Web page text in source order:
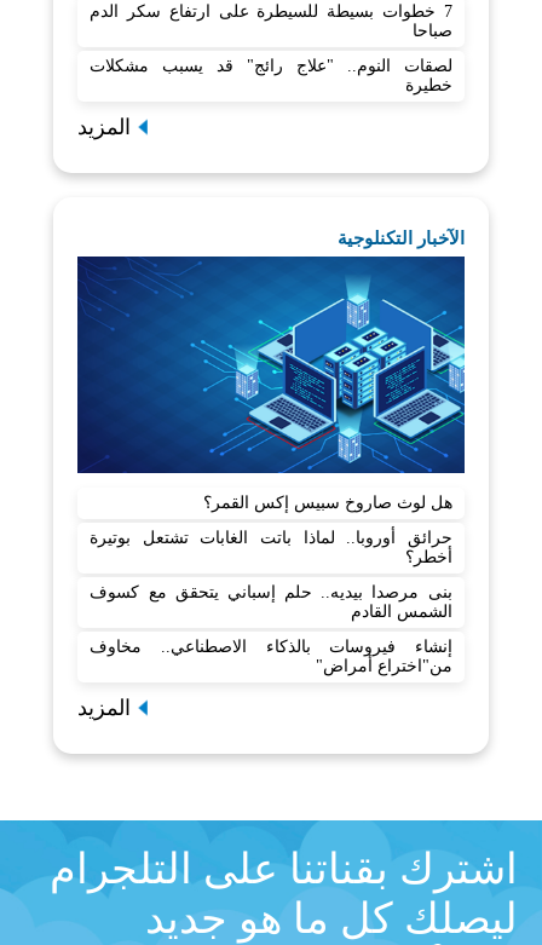
7 خطوات بسيطة للسيطرة على ارتفاع سكر الدم
صباحا
لصقات النوم.. "علاج رائج" قد يسبب مشكلات
خطيرة
المزيد
الآخبار التكنلوجية
هل لوث صاروخ سبيس إكس القمر؟
حرائق أوروبا.. لماذا باتت الغابات تشتعل بوتيرة
أخطر؟
بنى مرصدا بيديه.. حلم إسباني يتحقق مع كسوف
الشمس القادم
إنشاء فيروسات بالذكاء الاصطناعي.. مخاوف
من"اختراع أمراض"
المزيد
اشترك بقناتنا على التلجرام
ليصلك كل ما هو جديد